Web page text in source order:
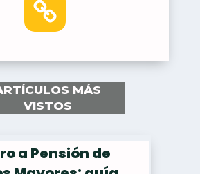
MÁS
VISTOS
a Pensión de